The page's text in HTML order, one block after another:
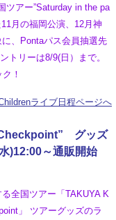
ツアー”Saturday in the pa
月の福岡公演、12月神
、Pontaパス会員抽選先
トリーは8/9(日）まで。
！
ライブ日程ページへ
グッズ
)12:00～通販開始
全国ツアー「TAKUYA K
」 ツアーグッズのラ